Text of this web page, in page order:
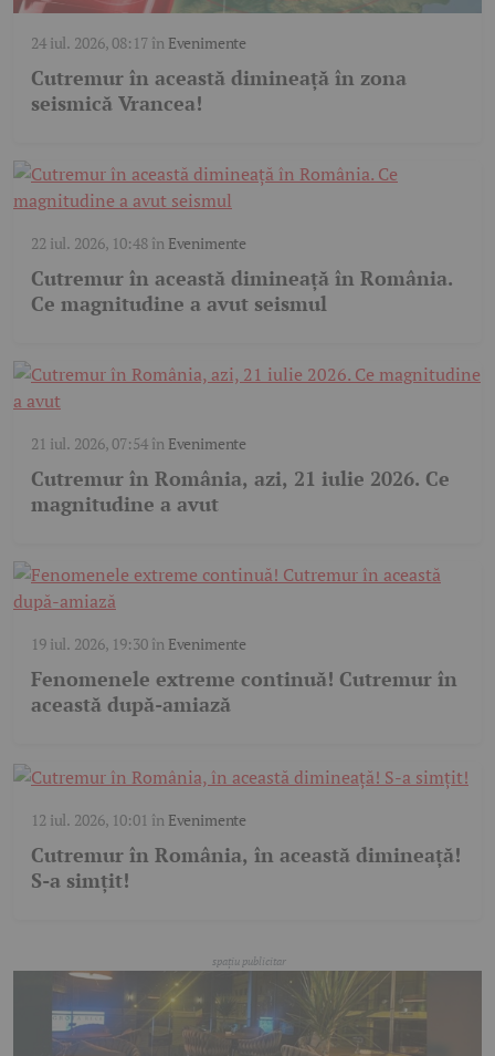
24 iul. 2026, 08:17în Evenimente
Cutremur în această dimineață în zona
seismică Vrancea!
22 iul. 2026, 10:48în Evenimente
Cutremur în această dimineață în România.
Ce magnitudine a avut seismul
21 iul. 2026, 07:54în Evenimente
Cutremur în România, azi, 21 iulie 2026. Ce
magnitudine a avut
19 iul. 2026, 19:30în Evenimente
Fenomenele extreme continuă! Cutremur în
această după-amiază
12 iul. 2026, 10:01 în Evenimente
Cutremur în România, în această dimineață!
S-a simțit!